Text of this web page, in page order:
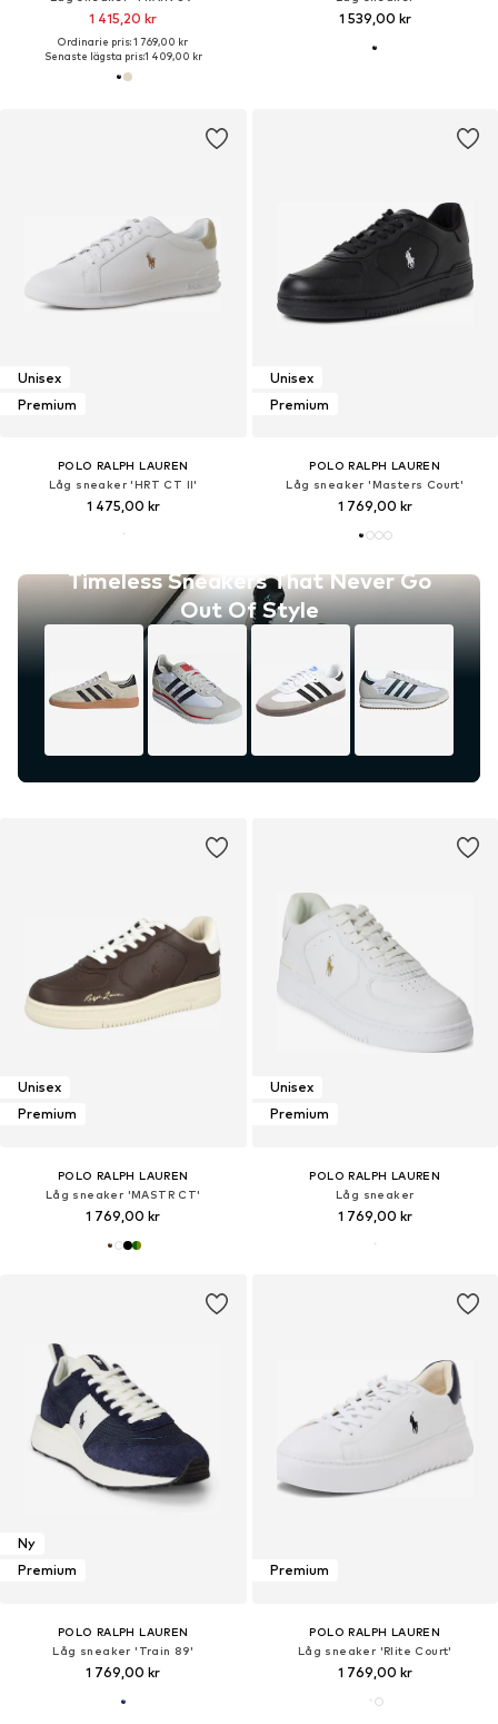
1 415,20 kr
Ordinarie pris: 1 769,00 kr
Senaste lägsta pris:1 409,00 kr
1 539,00 kr
Unisex
Premium
POLO RALPH LAUREN
Låg sneaker 'HRT CT II'
1 475,00 kr
Timeless Sneakers That Never Go
Out Of Style
Unisex
Premium
POLO RALPH LAUREN
Låg sneaker 'Masters Court'
1 769,00 kr
Unisex
Premium
POLO RALPH LAUREN
Låg sneaker 'MASTR CT'
1 769,00 kr
Unisex
Premium
POLO RALPH LAUREN
Låg sneaker
1 769,00 kr
Ny
Premium
POLO RALPH LAUREN
Låg sneaker 'Train 89'
1 769,00 kr
Premium
POLO RALPH LAUREN
Låg sneaker 'Rlite Court'
1 769,00 kr